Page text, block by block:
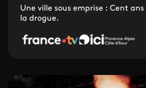
Une ville sous emprise : Cent
la drogue.